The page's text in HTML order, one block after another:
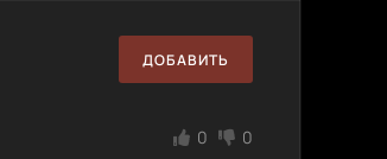
ДОБАВИТЬ
0 0